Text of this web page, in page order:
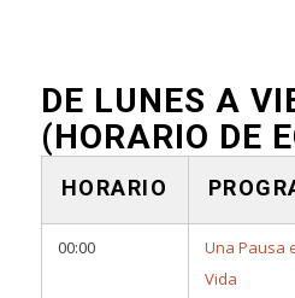
DE LUNES A
(HORARIO DE
HORARIO
00:00
Una Pausa
Vida